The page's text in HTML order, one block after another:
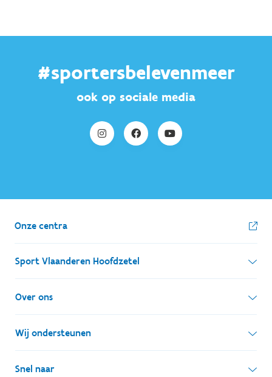
#sportersbelevenmeer
ook op sociale media
Onze centra
Sport Vlaanderen Hoofdzetel
Simon Bolivarlaan 17
1000 Brussel
Ondernemingsnummer: BE 0248.142.826
Over ons
Wie zijn we, wat doen we
Onze centra
Wij ondersteunen
Lokale besturen
Snel naar